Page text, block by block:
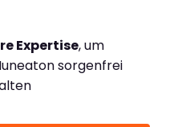
Expertise, um
sorgenfrei